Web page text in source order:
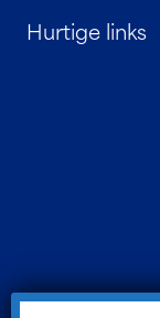
Hurtige links